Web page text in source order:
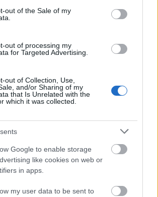
out of the Sale of my
out of processing my
for Targeted Advertising.
out of Collection, Use,
and/or Sharing of my
that Is Unrelated with the
which it was collected.
Google to enable storage
like cookies on web or
in apps.
my user data to be sent to
όλες τις σημαντικές
proson.gr στα αποτελέσματα
της Google
Ειδήσεις